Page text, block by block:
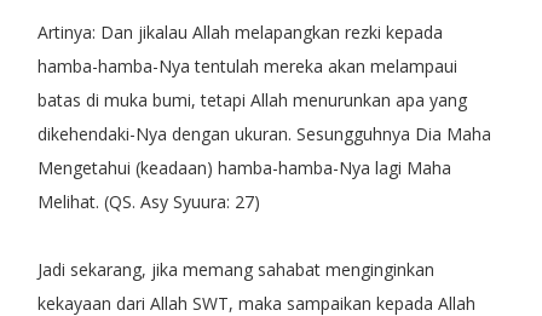
Artinya: Dan jikalau Allah melapangkan rezki kepada
hamba-hamba-Nya tentulah mereka akan melampaui
batas di muka bumi, tetapi Allah menurunkan apa yang
dikehendaki-Nya dengan ukuran. Sesungguhnya Dia Maha
Mengetahui (keadaan) hamba-hamba-Nya lagi Maha
Melihat. (QS. Asy Syuura: 27)
Jadi sekarang, jika memang sahabat menginginkan
kekayaan dari Allah SWT, maka sampaikan kepada Allah